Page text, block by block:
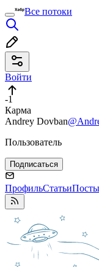
Все потоки
Войти
-1
Карма
Andrey Dovban
Пользователь
Подписаться
ПрофильСтатьиПосты